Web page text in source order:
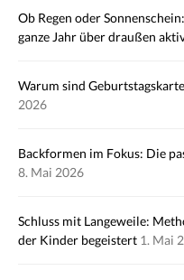
Ob Regen oder
ganze Jahr über draußen
Warum sind
2026
Backformen im Fokus: Die
8. Mai 2026
Schluss mit Langeweile:
der Kinder begeistert 1. Mai